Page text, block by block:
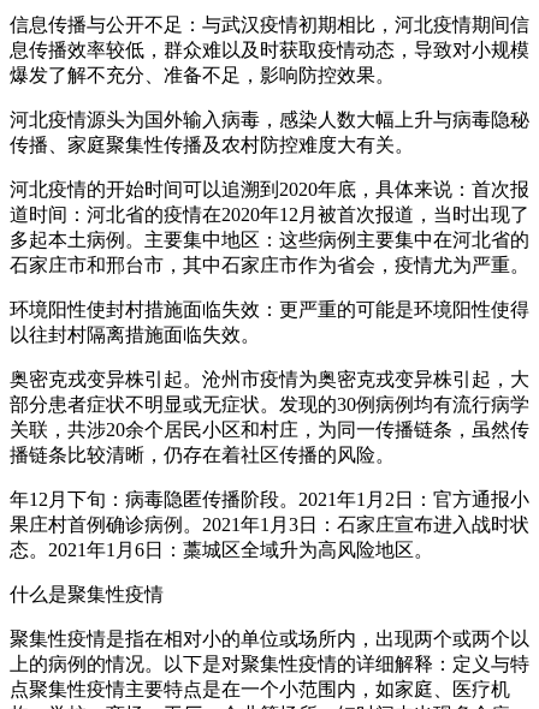
信息传播与公开不足：与武汉疫情初期相比，河北疫情期间信
息传播效率较低，群众难以及时获取疫情动态，导致对小规模
爆发了解不充分、准备不足，影响防控效果。
河北疫情源头为国外输入病毒，感染人数大幅上升与病毒隐秘
传播、家庭聚集性传播及农村防控难度大有关。
河北疫情的开始时间可以追溯到2020年底，具体来说：首次报
道时间：河北省的疫情在2020年12月被首次报道，当时出现了
多起本土病例。主要集中地区：这些病例主要集中在河北省的
石家庄市和邢台市，其中石家庄市作为省会，疫情尤为严重。
环境阳性使封村措施面临失效：更严重的可能是环境阳性使得
以往封村隔离措施面临失效。
奥密克戎变异株引起。沧州市疫情为奥密克戎变异株引起，大
部分患者症状不明显或无症状。发现的30例病例均有流行病学
关联，共涉20余个居民小区和村庄，为同一传播链条，虽然传
播链条比较清晰，仍存在着社区传播的风险。
年12月下旬：病毒隐匿传播阶段。2021年1月2日：官方通报小
果庄村首例确诊病例。2021年1月3日：石家庄宣布进入战时状
态。2021年1月6日：藁城区全域升为高风险地区。
什么是聚集性疫情
聚集性疫情是指在相对小的单位或场所内，出现两个或两个以
上的病例的情况。以下是对聚集性疫情的详细解释：定义与特
点聚集性疫情主要特点是在一个小范围内，如家庭、医疗机